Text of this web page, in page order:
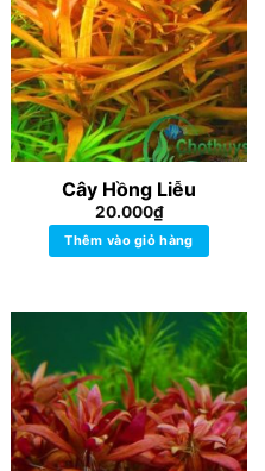
Cây Hồng Liễu
20.000₫
Thêm vào giỏ hàng